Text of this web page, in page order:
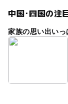
中国･四国の注
家族の思い出いっ